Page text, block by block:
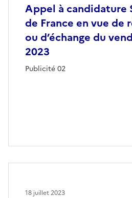
Appel à candidature
de France en vue de
ou d’échange du
2023
Publicité 02
18 juillet 2023